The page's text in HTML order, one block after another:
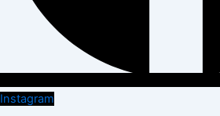
Instagram